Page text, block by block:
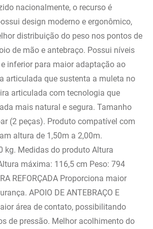
nacionalmente, o recurso é
design moderno e ergonômico,
distribuição do peso nos pontos de
de mão e antebraço. Possui níveis
inferior para maior adaptação ao
articulada que sustenta a muleta no
articulada com tecnologia que
mais natural e segura. Tamanho
(2 peças). Produto compatível com
altura de 1,50m a 2,00m.
kg. Medidas do produto Altura
máxima: 116,5 cm Peso: 794
REFORÇADA Proporciona maior
APOIO DE ANTEBRAÇO E
área de contato, possibilitando
de pressão. Melhor acolhimento do